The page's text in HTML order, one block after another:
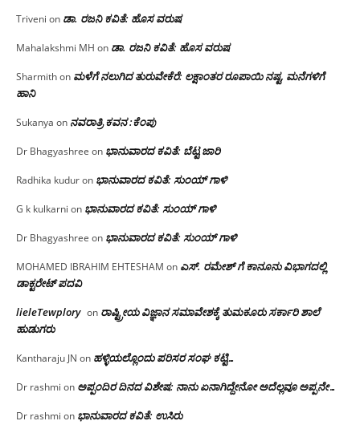
Triveni on ಡಾ. ರಜನಿ ಕವಿತೆ: ಹೊಸ ವರುಷ
Mahalakshmi MH on ಡಾ. ರಜನಿ ಕವಿತೆ: ಹೊಸ ವರುಷ
Sharmithon ಮಳೆಗೆ ನಲುಗಿದ ತುರುವೇಕೆರೆ: ಲಕ್ಷಾಂತರ ರೂಪಾಯಿ ನಷ್ಟ, ಮನೆಗಳಿಗೆ
ಹಾನಿ
Sukanya on ನವರಾತ್ರಿ ಕವನ :ಕೆಂಪು
Dr Bhagyashree on ಭಾನುವಾರದ ಕವಿತೆ: ಬೆಟ್ಟ ಜಾರಿ
Radhika kuduron ಭಾನುವಾರದ ಕವಿತೆ: ಸುಂಯ್ ಗಾಳಿ
G k kulkarni on ಭಾನುವಾರದ ಕವಿತೆ: ಸುಂಯ್ ಗಾಳಿ
Dr Bhagyashree on ಭಾನುವಾರದ ಕವಿತೆ: ಸುಂಯ್ ಗಾಳಿ
MOHAMED IBRAHIM EHTESHAM on ಎಸ್. ರಮೇಶ್ ಗೆ ಕಾನೂನು ವಿಭಾಗದಲ್ಲಿ
ಡಾಕ್ಟರೇಟ್ ಪದವಿ
lieleTewplory on ರಾಷ್ಟ್ರೀಯ ವಿಜ್ಞಾನ ಸಮಾವೇಶಕ್ಕೆ‌ ತುಮಕೂರು ಸರ್ಕಾರಿ ಶಾಲೆ
ಹುಡುಗರು
Kantharaju JN on ಹಳ್ಳಿಯಲ್ಲೊಂದು ಪರಿಸರ ಸಂಘ ಕಟ್ಟಿ…
Dr rashmi on ಅಪ್ಪಂದಿರ ದಿನದ ವಿಶೇಷ: ನಾನು ಏನಾಗಿದ್ದೇನೋ‌ ಅದೆಲ್ಲವೂ ಅಪ್ಪನೇ…
Dr rashmi on ಭಾನುವಾರದ ಕವಿತೆ: ಉಸಿರು